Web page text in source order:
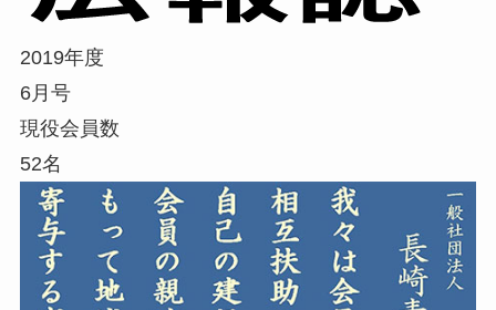
2019年度
6月号
現役会員数
52名